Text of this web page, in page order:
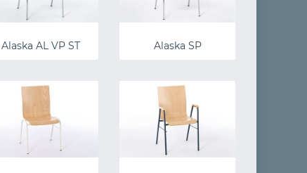
Alaska AL VP ST Alaska SP